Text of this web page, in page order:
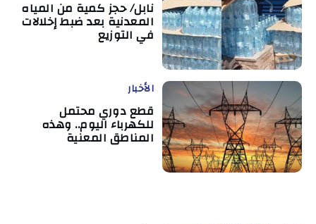
نابل/ حجز كمية من المياه
المعدنية بعد ضبط إخلالات
في التوزيع
الأخبار
قطع دوري محتمل
للكهرباء اليوم.. وهذه
المناطق المعنية